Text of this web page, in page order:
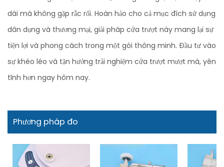
dài mà không gặp rắc rối. Hoàn hảo cho cả mục đích sử dụng
dân dụng và thương mại, giải pháp cửa trượt này mang lại sự
tiện lợi và phong cách trong một gói thông minh. Đầu tư vào
sự khéo léo và tận hưởng trải nghiệm cửa trượt mượt mà, yên
tĩnh hơn ngay hôm nay.
Phương pháp đo